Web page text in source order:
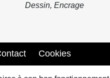
Dessin, Encrage
Cookies